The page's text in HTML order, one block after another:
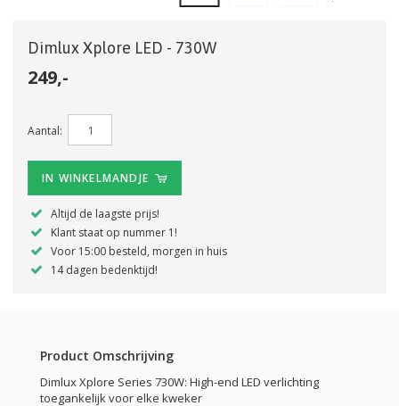
Dimlux Xplore LED - 730W
249,-
Aantal:
IN WINKELMANDJE
Altijd de laagste prijs!
Klant staat op nummer 1!
Voor 15:00 besteld, morgen in huis
14 dagen bedenktijd!
Product Omschrijving
Dimlux Xplore Series 730W: High-end LED verlichting
toegankelijk voor elke kweker